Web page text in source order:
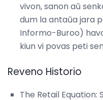
vivon, sanon aŭ
dum la antaŭa jara
Informo-Buroo)
kiun vi povas peti
Reveno Historio
The Retail Equation: